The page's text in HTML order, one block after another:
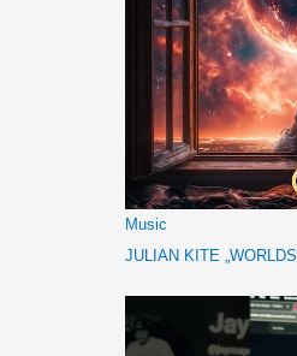
Music
JULIAN KITE